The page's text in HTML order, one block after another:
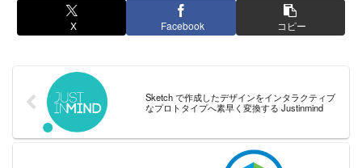
X Facebook コピー
Sketch で作成したデザインをインタラクティブ
なプロトタイプへ素早く変換する Justinmind